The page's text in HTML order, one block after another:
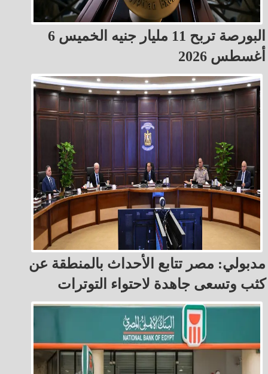
البورصة تربح 11 مليار جنيه الخميس 6
أغسطس 2026
مدبولي: مصر تتابع الأحداث بالمنطقة عن
كثب وتسعى جاهدة لاحتواء التوترات